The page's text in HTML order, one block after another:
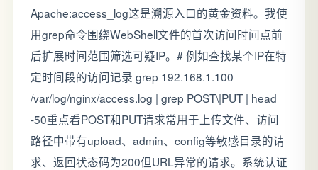
Apache:access_log这是溯源入口的黄金资料。我使
用grep命令围绕WebShell文件的首次访问时间点前
后扩展时间范围筛选可疑IP。# 例如查找某个IP在特
定时间段的访问记录 grep 192.168.1.100
/var/log/nginx/access.log | grep POST\|PUT | head
-50重点看POST和PUT请求常用于上传文件、访问
路径中带有upload、admin、config等敏感目录的请
求、返回状态码为200但URL异常的请求。系统认证